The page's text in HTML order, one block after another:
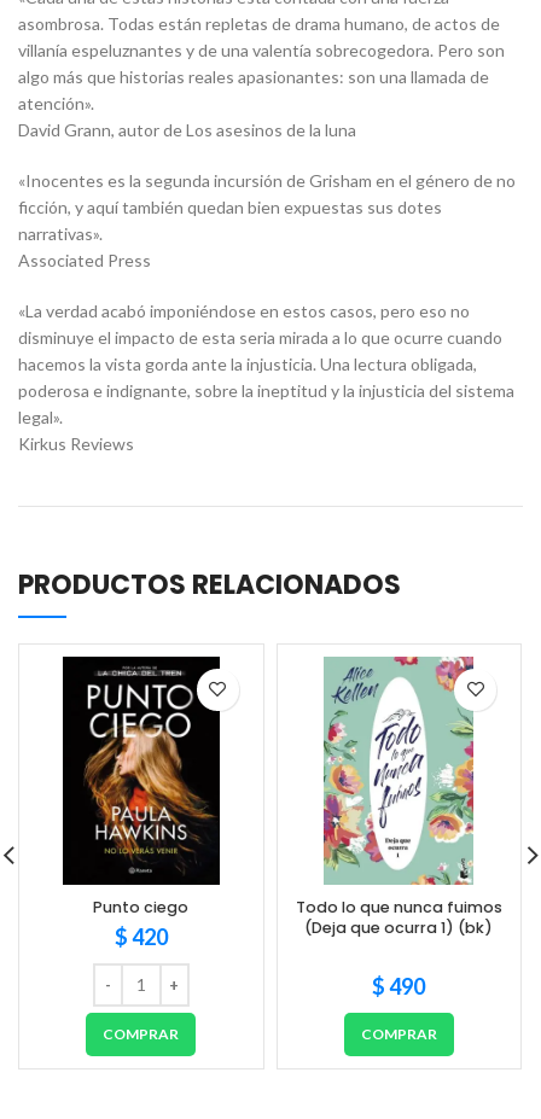
asombrosa. Todas están repletas de drama humano, de actos de
villanía espeluznantes y de una valentía sobrecogedora. Pero son
algo más que historias reales apasionantes: son una llamada de
atención».
David Grann, autor de Los asesinos de la luna
«Inocentes es la segunda incursión de Grisham en el género de no
ficción, y aquí también quedan bien expuestas sus dotes
narrativas».
Associated Press
«La verdad acabó imponiéndose en estos casos, pero eso no
disminuye el impacto de esta seria mirada a lo que ocurre cuando
hacemos la vista gorda ante la injusticia. Una lectura obligada,
poderosa e indignante, sobre la ineptitud y la injusticia del sistema
legal».
Kirkus Reviews
PRODUCTOS RELACIONADOS
Punto ciego
$420
COMPRAR
Todo lo que nunca fuimos
(Deja que ocurra 1) (bk)
$490
COMPRAR